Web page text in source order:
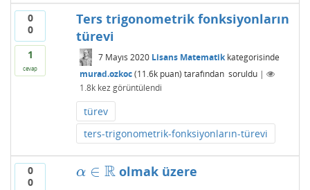
0
0
1
cevap
Ters trigonometrik fonksiyonların
türevi
7 Mayıs 2020 Lisans Matematikkategorisinde
murad.ozkoc (11.6kpuan) tarafından soruldu |
1.8kkez görüntülendi
türev
ters-trigonometrik-fonksiyonların-türevi
0
0
α ∈ R
α∈R olmak üzere